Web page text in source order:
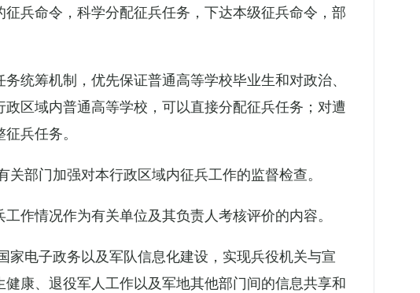
兵命令，科学分配征兵任务，下达本级征兵命令，部
统筹机制，优先保证普通高等学校毕业生和对政治、
区域内普通高等学校，可以直接分配征兵任务；对遭
兵任务。
部门加强对本行政区域内征兵工作的监督检查。
作情况作为有关单位及其负责人考核评价的内容。
电子政务以及军队信息化建设，实现兵役机关与宣
康、退役军人工作以及军地其他部门间的信息共享和